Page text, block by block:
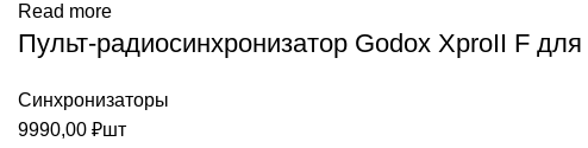
Read more
Пульт-радиосинхронизатор Godox XproII F
Синхронизаторы
9990,00 ₽шт